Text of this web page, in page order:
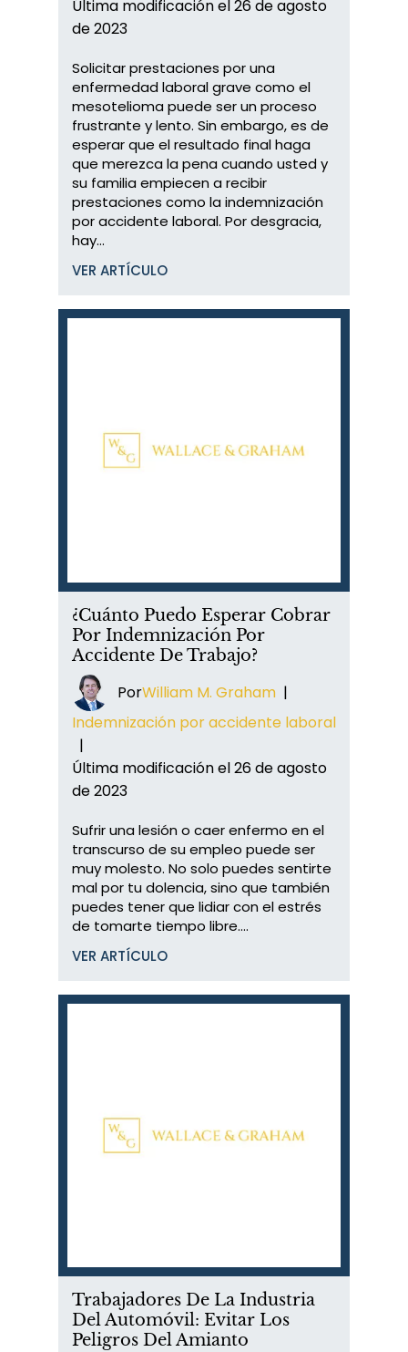
Última modificación el 26 de agosto
de 2023
Solicitar prestaciones por una
enfermedad laboral grave como el
mesotelioma puede ser un proceso
frustrante y lento. Sin embargo, es de
esperar que el resultado final haga
que merezca la pena cuando usted y
su familia empiecen a recibir
prestaciones como la indemnización
por accidente laboral. Por desgracia,
hay...
VER ARTÍCULO
¿Cuánto Puedo Esperar Cobrar
Por Indemnización Por
Accidente De Trabajo?
PorWilliam M. Graham |
Indemnización por accidente laboral
|
Última modificación el 26 de agosto
de 2023
Sufrir una lesión o caer enfermo en el
transcurso de su empleo puede ser
muy molesto. No solo puedes sentirte
mal por tu dolencia, sino que también
puedes tener que lidiar con el estrés
de tomarte tiempo libre....
VER ARTÍCULO
Trabajadores De La Industria
Del Automóvil: Evitar Los
Peligros Del Amianto